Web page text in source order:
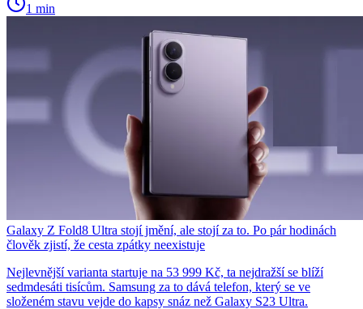
1 min
Galaxy Z Fold8 Ultra stojí jmění, ale stojí za to. Po pár hodinách
člověk zjistí, že cesta zpátky neexistuje
Nejlevnější varianta startuje na 53 999 Kč, ta nejdražší se blíží
sedmdesáti tisícům. Samsung za to dává telefon, který se ve
složeném stavu vejde do kapsy snáz než Galaxy S23 Ultra.